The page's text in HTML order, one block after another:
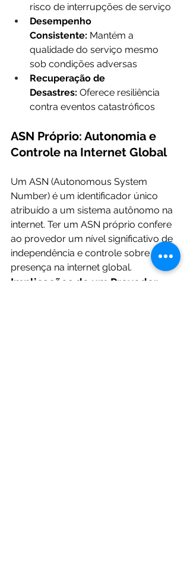
risco de interrupções de serviço
Desempenho
Consistente: Mantém a
qualidade do serviço mesmo
sob condições adversas
Recuperação de
Desastres: Oferece resiliência
contra eventos catastróficos
ASN Próprio: Autonomia e
Controle na Internet Global
Um ASN (Autonomous System
Number) é um identificador único
atribuído a um sistema autônomo na
internet. Ter um ASN próprio confere
ao provedor um nível significativo de
independência e controle sobre sua
presença na internet global.
Implicações de um Provedor